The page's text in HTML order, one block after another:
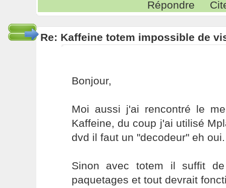
Répondre
Re: Kaffeine totem impossible de
Bonjour,
Moi aussi j'ai rencontré le
Kaffeine, du coup j'ai utilisé
dvd il faut un "decodeur" eh oui.
Sinon avec totem il suffit de
paquetages et tout devrait